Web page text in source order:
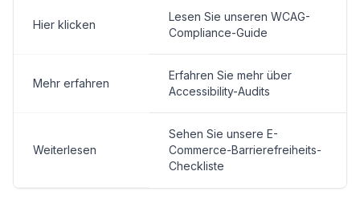
Hier klicken
Lesen Sie unseren WCAG-
Compliance-Guide
Mehr erfahren
Erfahren Sie mehr über
Accessibility-Audits
Weiterlesen
Sehen Sie unsere E-
Commerce-Barrierefreiheits-
Checkliste